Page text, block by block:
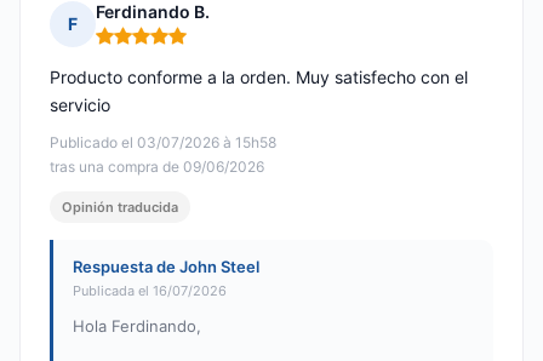
F
Ferdinando B.
Nota: 5 de 5
Publicado el 03/07/2026 à 15h58
tras una compra de 09/06/2026
Producto conforme a la orden. Muy satisfecho con el
servicio
Opinión traducida
Respuesta de John Steel
Publicada el 16/07/2026
Hola Ferdinando,